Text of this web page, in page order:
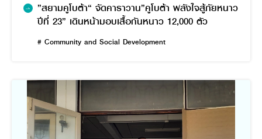
”สยามคูโบต้า“ จัดคาราวาน”คูโบต้า พลังใจสู้ภัยหนาว
ปีที่ 23” เดินหน้ามอบเสื้อกันหนาว 12,000 ตัว
# Community and Social Development